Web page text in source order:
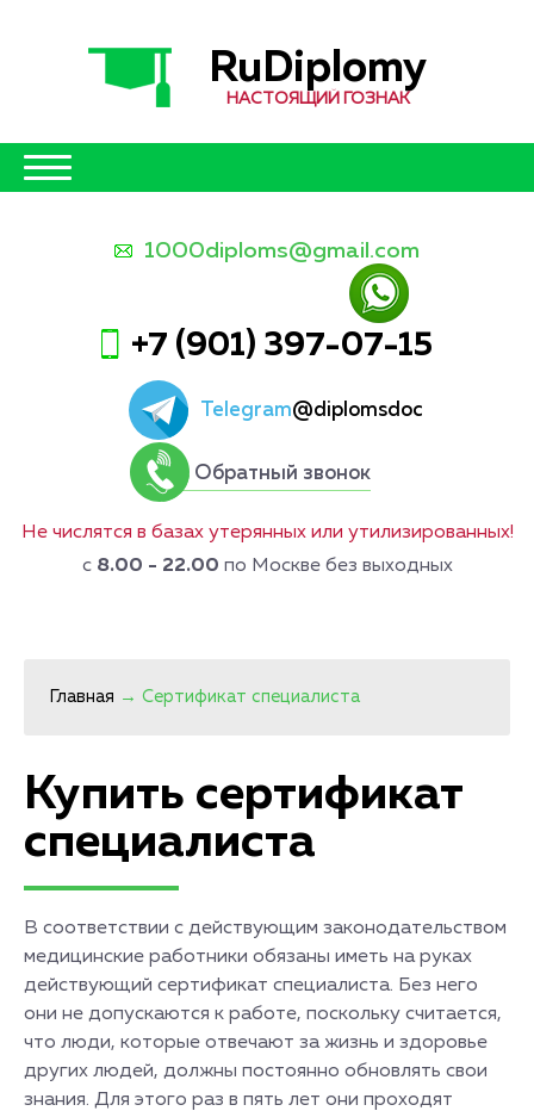
RuDiplomy
НАСТОЯЩИЙ ГОЗНАК
1000diploms@gmail.com
+7 (901) 397-07-15
Telegram@diplomsdoc
Обратный звонок
Не числятся в базах утерянных или утилизированных!
с 8.00 - 22.00 по Москве без выходных
Главная → Сертификат специалиста
Купить сертификат
специалиста
В соответствии с действующим законодательством
медицинские работники обязаны иметь на руках
действующий сертификат специалиста. Без него
они не допускаются к работе, поскольку считается,
что люди, которые отвечают за жизнь и здоровье
других людей, должны постоянно обновлять свои
знания. Для этого раз в пять лет они проходят